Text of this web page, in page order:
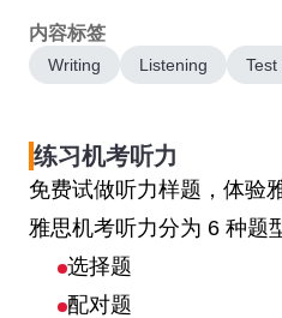
内容标签
Writing Listening Test
练习机考听力
免费试做听力样题，体验
雅思机考听力分为 6 种题
选择题
配对题